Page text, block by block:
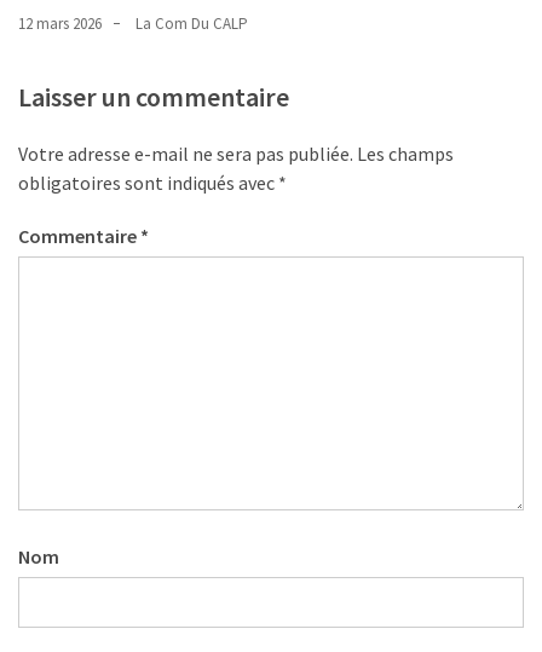
12 mars 2026 La Com Du CALP
Laisser un commentaire
Votre adresse e-mail ne sera pas publiée. Les champs
obligatoires sont indiqués avec *
Commentaire *
Nom